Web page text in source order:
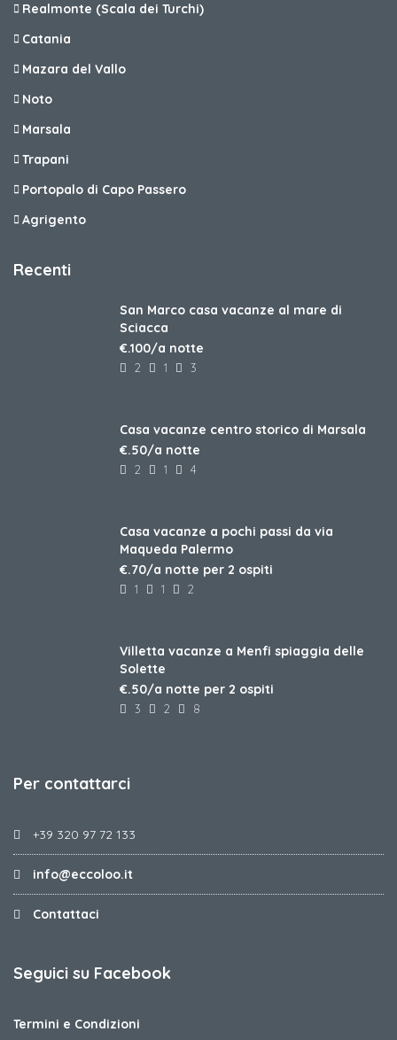
Realmonte (Scala dei Turchi)
Catania
Mazara del Vallo
Noto
Marsala
Trapani
Portopalo di Capo Passero
Agrigento
Recenti
San Marco casa vacanze al mare di
Sciacca
€.100/a notte
2 1 3
Casa vacanze centro storico di Marsala
€.50/a notte
2 1 4
Casa vacanze a pochi passi da via
Maqueda Palermo
€.70/a notte per 2 ospiti
1 1 2
Villetta vacanze a Menfi spiaggia delle
Solette
€.50/a notte per 2 ospiti
3 2 8
Per contattarci
+39 320 97 72 133
info@eccoloo.it
Contattaci
Seguici su Facebook
Termini e Condizioni